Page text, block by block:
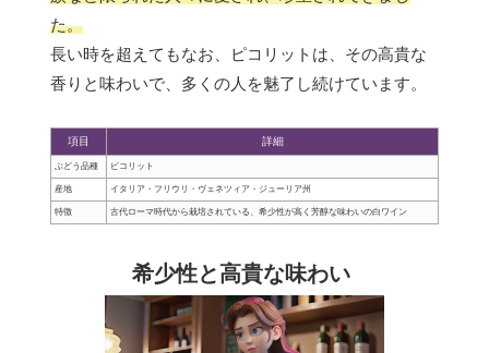
た。
長い時を超えてもなお、ピコリットは、その高貴な
香りと味わいで、多くの人を魅了し続けています。
項目 詳細
ぶどう品種 ピコリット
産地 イタリア・フリウリ・ヴェネツィア・ジューリア州
特徴 古代ローマ時代から栽培されている、希少性が高く芳醇な味わいの白ワイン
希少性と高貴な味わい